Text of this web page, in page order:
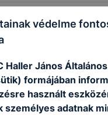
SZC Haller János
másodszor nyerte el a
Haller János Általános
Nyugat-magyarországi
védelme
Haller János
formájában
használt
személyes adatnak